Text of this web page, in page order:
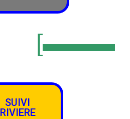
[▬▬▬
SUIVI
RIVIERE